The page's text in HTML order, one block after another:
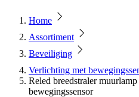
Home
Assortiment
Beveiliging
Verlichting met
Reled breedstraler
bewegingssensor